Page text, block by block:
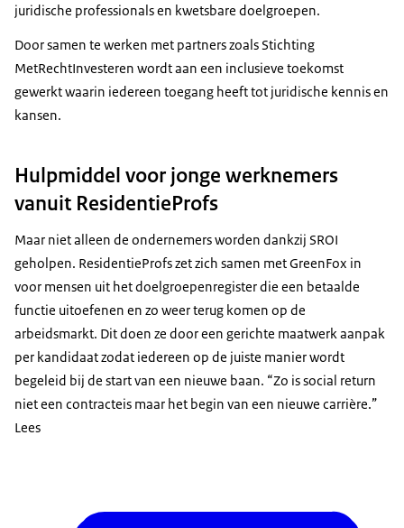
juridische professionals en kwetsbare doelgroepen.
Door samen te werken met partners zoals Stichting
MetRechtInvesteren wordt aan een inclusieve toekomst
gewerkt waarin iedereen toegang heeft tot juridische kennis en
kansen.
Hulpmiddel voor jonge werknemers
vanuit ResidentieProfs
Maar niet alleen de ondernemers worden dankzij SROI
geholpen. ResidentieProfs zet zich samen met GreenFox in
voor mensen uit het doelgroepenregister die een betaalde
functie uitoefenen en zo weer terug komen op de
arbeidsmarkt. Dit doen ze door een gerichte maatwerk aanpak
per kandidaat zodat iedereen op de juiste manier wordt
begeleid bij de start van een nieuwe baan. “Zo is social return
niet een contracteis maar het begin van een nieuwe carrière.”
Lees